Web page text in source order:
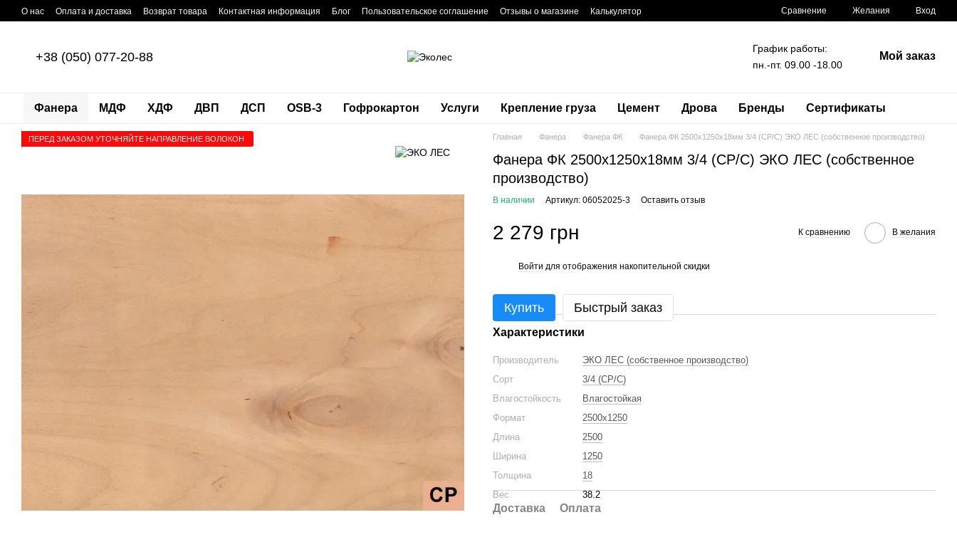
Перейти к основному контенту
О нас Оплата и доставка Возврат товара Контактная информация Блог Пользовательское соглашение Отзывы о магазине Калькулятор Сравнение Желания Вход
+38 (050) 077-20-88
График работы:
пн.-пт. 09.00 -18.00
Мой заказ
Фанера МДФ ХДФ ДВП ДСП OSB-3 Гофрокартон Услуги Крепление груза Цемент Дрова Бренды Сертификаты
ПЕРЕД ЗАКАЗОМ УТОЧНЯЙТЕ НАПРАВЛЕНИЕ ВОЛОКОН Главная Фанера Фанера ФК Фанера ФК 2500x1250x18мм 3/4 (CP/C) ЭКО ЛЕС (собственное производство)
Фанера ФК 2500x1250x18мм 3/4 (CP/C) ЭКО ЛЕС (собственное
производство)
В наличии Артикул: 06052025-3 Оставить отзыв
2 279 грн К сравнению В желания
Войти для отображения накопительной скидки
Купить Быстрый заказ
Характеристики
Производитель
ЭКО ЛЕС (собственное производство)
Сорт
3/4 (CP/C)
Влагостойкость
Влагостойкая
Формат
2500x1250
Длина
2500
Ширина
1250
Толщина
18
Вес
38.2
Доставка Оплата